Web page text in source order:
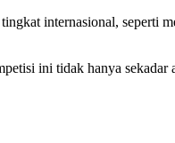
internasional, seperti
ini tidak hanya sekadar